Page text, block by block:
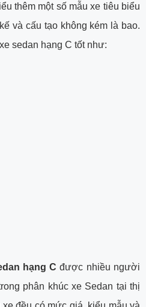
thêm một số mẫu xe tiêu biểu
và cấu tạo không kém là bao.
sedan hạng C tốt như:
hạng C được nhiều người
phân khúc xe Sedan tại thị